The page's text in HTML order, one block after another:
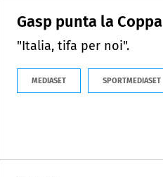
Gasp punta la Coppa
"Italia, tifa per noi".
MEDIASET SPORTMEDIASET